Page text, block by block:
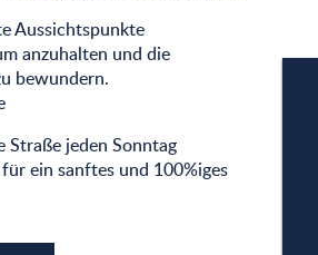
Aussichtspunkte
anzuhalten und die
bewundern.
Straße jeden Sonntag
ein sanftes und 100%iges